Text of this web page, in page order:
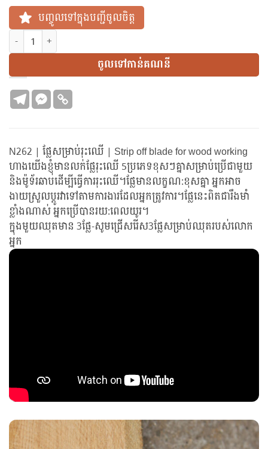
បញ្ចូលទៅក្នុងបញ្ជីចូលចិត្ត
N262 | ផ្លែសម្រាប់រុះឈើ | Strip off blade for wood working
ចូលទៅកាន់គណនី
N262 | ផ្លែសម្រាប់រុះឈើ | Strip off blade for wood working
ហាងយើងខ្ញុំមានលក់ផ្លែរុះឈើ 5ប្រភេទខុសៗគ្នាសម្រាប់ប្រើជាមួយ
និងម៉ូទ័រឆាបដើម្បីធ្វើការរុះឈើ។ផ្លែមានលក្ខណ:ខុសគ្នា អ្នកអាច
ងាយស្រួលប្តូរវាទៅតាមការងារដែលអ្នកត្រូវការ។ផ្លែនេះពិតជារឹងមាំ
ខ្លាំងណាស់ អ្នកប្រើបានរយ:ពេលយូរ។
ក្នុងមួយឈុតមាន 3ផ្លែ-សូមជ្រើសរើស3ផ្លែសម្រាប់ឈុតរបស់លោក
អ្នក